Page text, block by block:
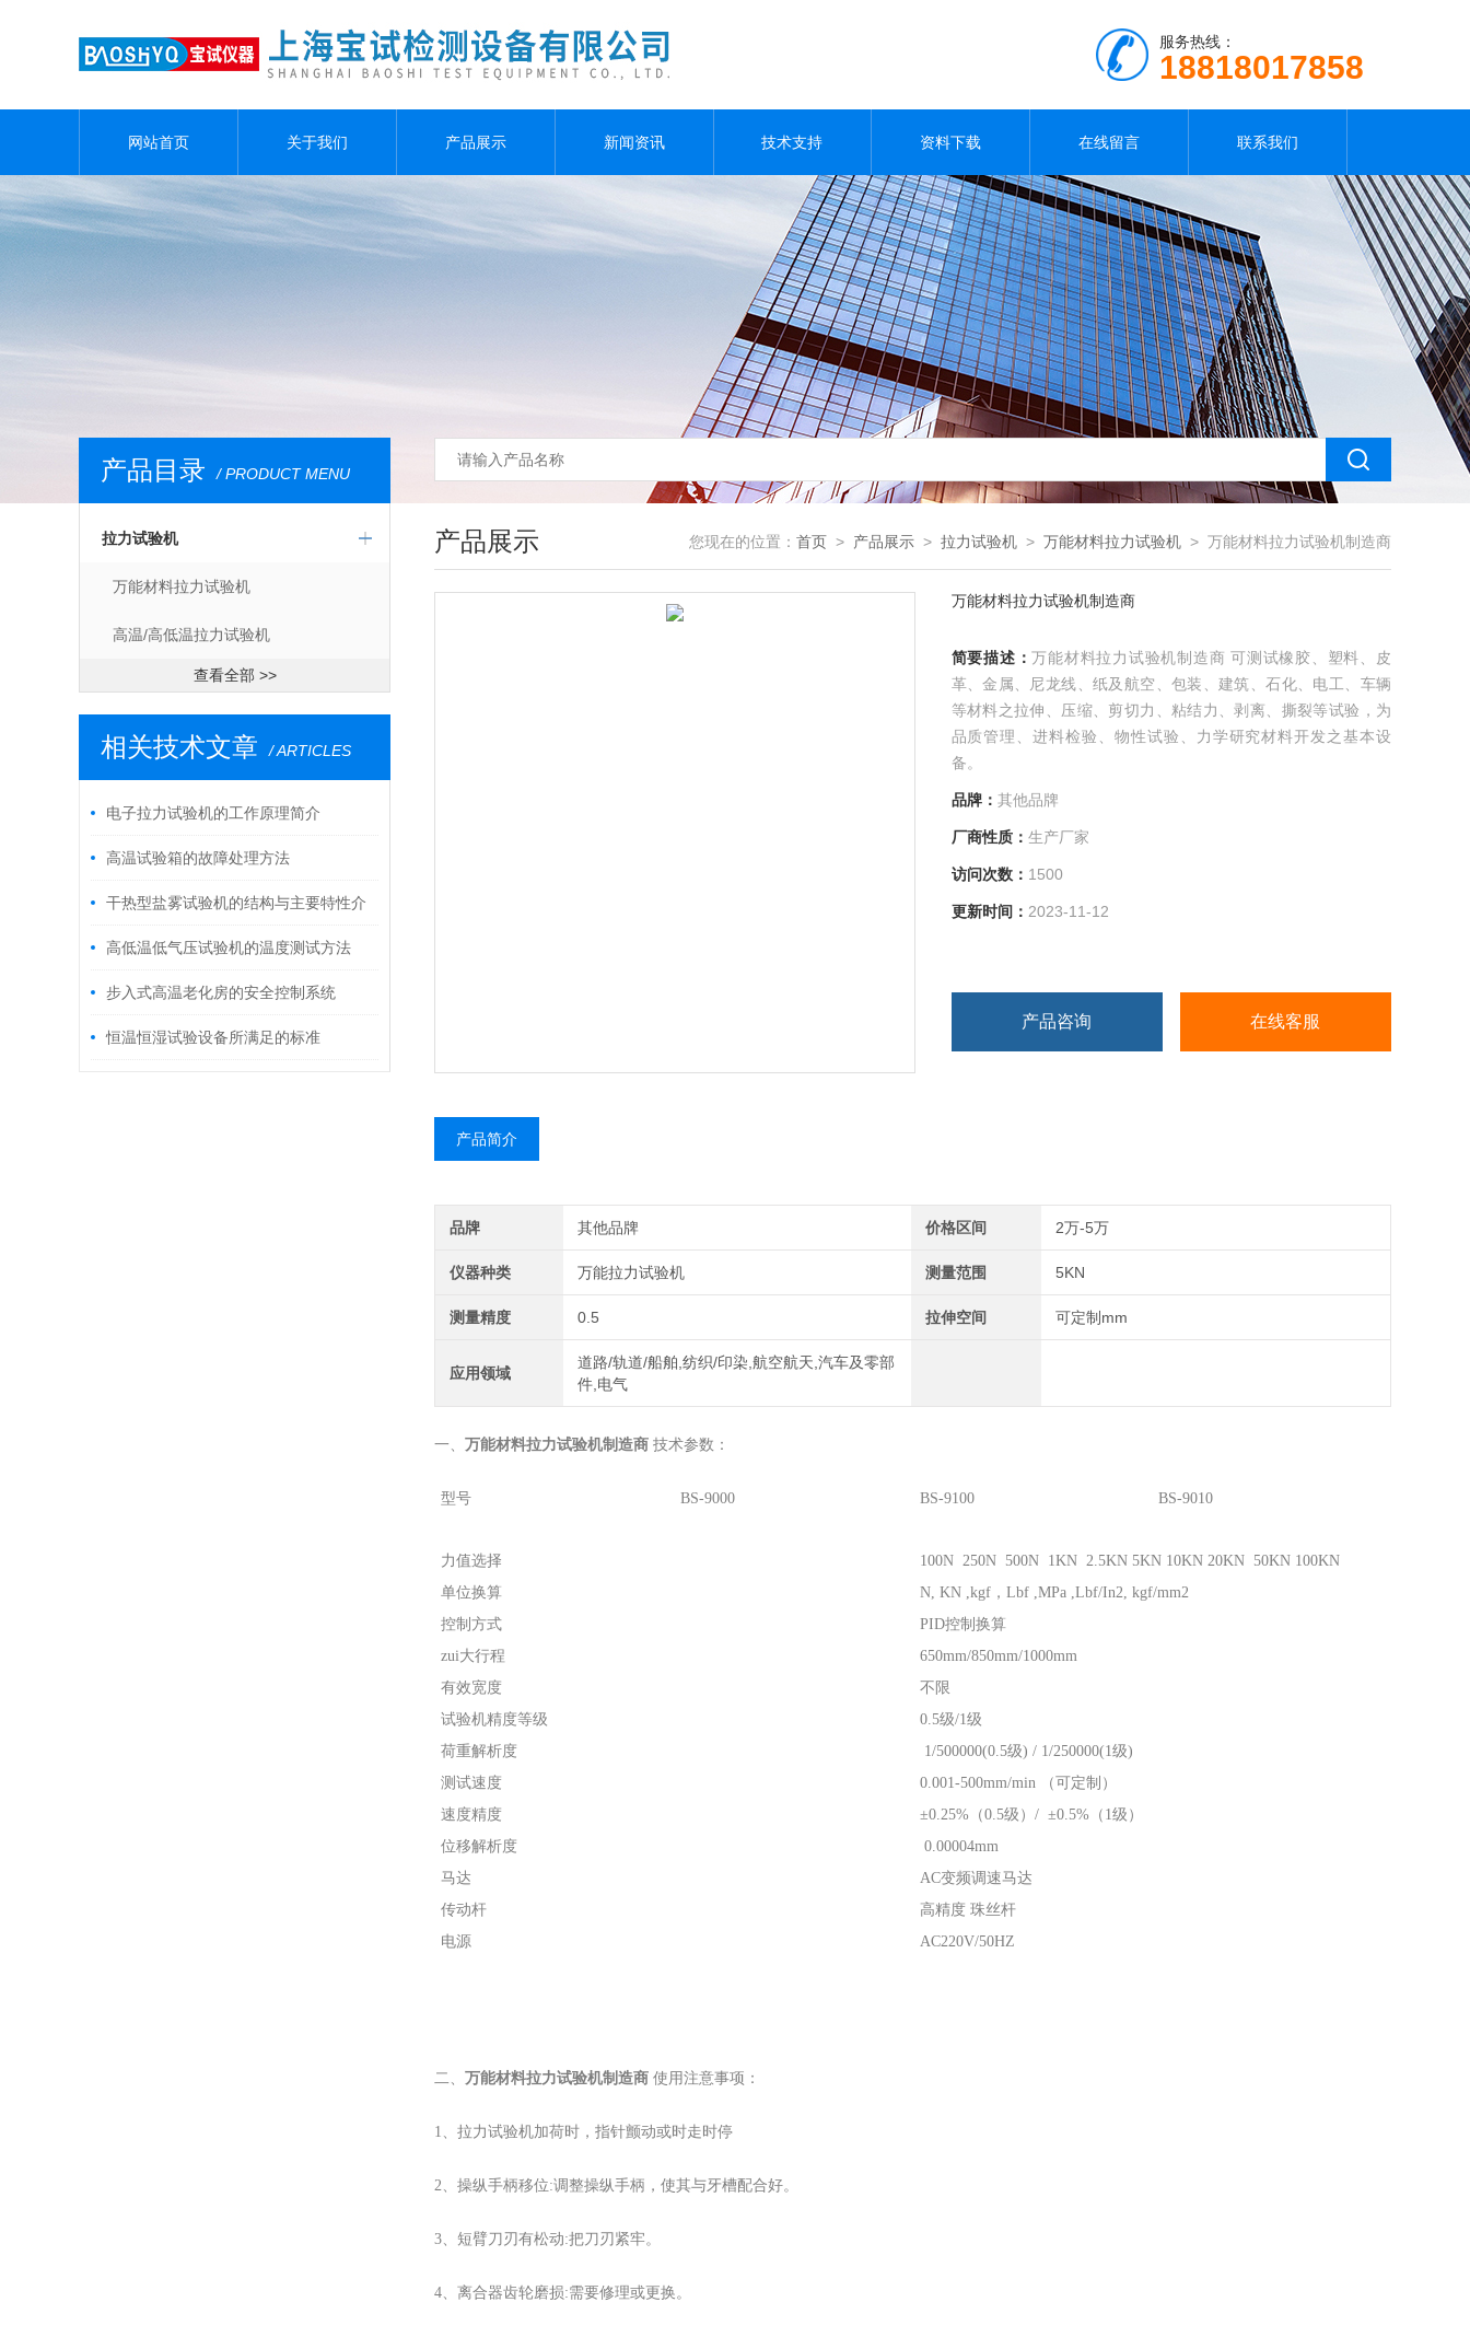
服务热线：
18818017858
网站首页 关于我们 产品展示 新闻资讯 技术支持 资料下载 在线留言 联系我们
产品目录 / PRODUCT MENU
拉力试验机
万能材料拉力试验机
高温/高低温拉力试验机
查看全部 >>
相关技术文章 / ARTICLES
电子拉力试验机的工作原理简介
高温试验箱的故障处理方法
干热型盐雾试验机的结构与主要特性介
绍 高低温低气压试验机的温度测试方法
步入式高温老化房的安全控制系统
恒温恒湿试验设备所满足的标准
产品展示 您现在的位置： 首页 > 产品展示 > 拉力试验机 > 万能材料拉力试验机 > 万能材料拉力试验机制造商
万能材料拉力试验机制造商
简要描述：万能材料拉力试验机制造商 可测试橡胶、塑料、皮
革、金属、尼龙线、纸及航空、包装、建筑、石化、电工、车辆
等材料之拉伸、压缩、剪切力、粘结力、剥离、撕裂等试验，为
品质管理、进料检验、物性试验、力学研究材料开发之基本设
备。
品牌： 其他品牌
厂商性质： 生产厂家
访问次数： 1500
更新时间： 2023-11-12
产品咨询 在线客服
产品简介
品牌 其他品牌 价格区间 2万-5万
仪器种类 万能拉力试验机 测量范围 5KN
测量精度 0.5 拉伸空间 可定制mm
应用领域
道路/轨道/船舶,纺织/印染,航空航天,汽车及零部
件,电气
一、 万能材料拉力试验机制造商 技术参数：
型号 BS-9000 BS-9100 BS-9010
力值选择
100N 250N 500N 1KN 2.5KN 5KN 10KN 20KN 50KN 100KN
单位换算
N, KN ,kgf，Lbf ,MPa ,Lbf/In2, kgf/mm2
控制方式
PID控制换算
zui大行程
650mm/850mm/1000mm
有效宽度
不限
试验机精度等级
0.5级/1级
荷重解析度
1/500000(0.5级) / 1/250000(1级)
测试速度
0.001-500mm/min （可定制）
速度精度
±0.25%（0.5级）/ ±0.5%（1级）
位移解析度
0.00004mm
马达
AC变频调速马达
传动杆
高精度 珠丝杆
电源
AC220V/50HZ
二、 万能材料拉力试验机制造商 使用注意事项：
1、拉力试验机加荷时，指针颤动或时走时停
2、操纵手柄移位:调整操纵手柄，使其与牙槽配合好。
3、短臂刀刃有松动:把刀刃紧牢。
4、离合器齿轮磨损:需要修理或更换。